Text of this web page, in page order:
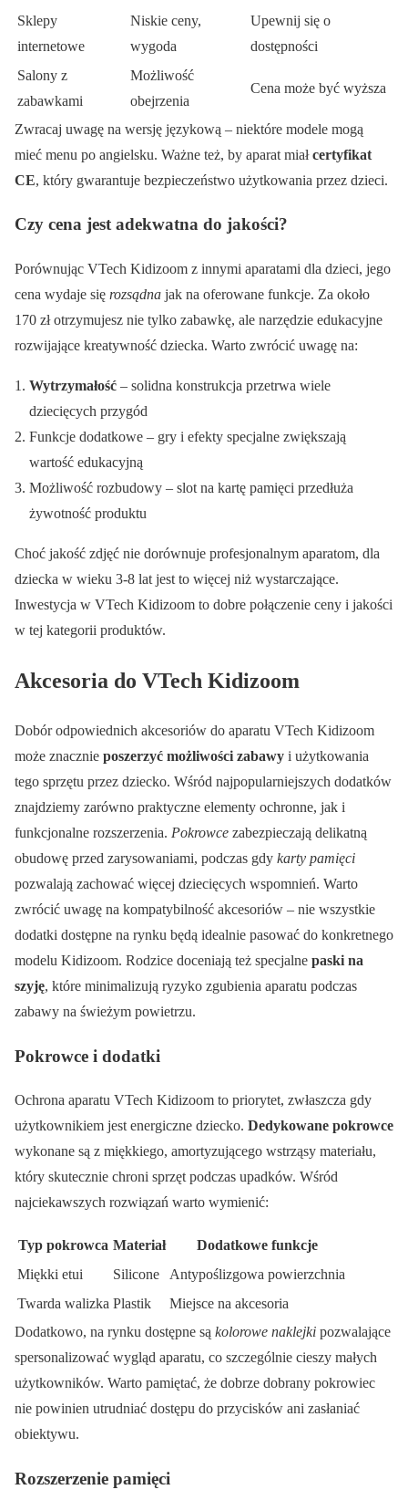
Sklepy
internetowe
Niskie ceny,
wygoda
Upewnij się o
dostępności
Salony z
zabawkami
Możliwość
obejrzenia
Cena może być wyższa
Zwracaj uwagę na wersję językową – niektóre modele mogą
mieć menu po angielsku. Ważne też, by aparat miałcertyfikat
CE, który gwarantuje bezpieczeństwo użytkowania przez dzieci.
Czy cena jest adekwatna do jakości?
Porównując VTech Kidizoom z innymi aparatami dla dzieci, jego
cena wydaje się rozsądna jak na oferowane funkcje. Za około
170 zł otrzymujesz nie tylko zabawkę, ale narzędzie edukacyjne
rozwijające kreatywność dziecka. Warto zwrócić uwagę na:
Wytrzymałość – solidna konstrukcja przetrwa wiele
dziecięcych przygód
Funkcje dodatkowe – gry i efekty specjalne zwiększają
wartość edukacyjną
Możliwość rozbudowy – slot na kartę pamięci przedłuża
żywotność produktu
Choć jakość zdjęć nie dorównuje profesjonalnym aparatom, dla
dziecka w wieku 3-8 lat jest to więcej niż wystarczające.
Inwestycja w VTech Kidizoom to dobre połączenie ceny i jakości
w tej kategorii produktów.
Akcesoria do VTech Kidizoom
Dobór odpowiednich akcesoriów do aparatu VTech Kidizoom
może znacznie poszerzyć możliwości zabawy i użytkowania
tego sprzętu przez dziecko. Wśród najpopularniejszych dodatków
znajdziemy zarówno praktyczne elementy ochronne, jak i
funkcjonalne rozszerzenia. Pokrowce zabezpieczają delikatną
obudowę przed zarysowaniami, podczas gdy karty pamięci
pozwalają zachować więcej dziecięcych wspomnień. Warto
zwrócić uwagę na kompatybilność akcesoriów – nie wszystkie
dodatki dostępne na rynku będą idealnie pasować do konkretnego
modelu Kidizoom. Rodzice doceniają też specjalne paski na
szyję, które minimalizują ryzyko zgubienia aparatu podczas
zabawy na świeżym powietrzu.
Pokrowce i dodatki
Ochrona aparatu VTech Kidizoom to priorytet, zwłaszcza gdy
użytkownikiem jest energiczne dziecko. Dedykowane pokrowce
wykonane są z miękkiego, amortyzującego wstrząsy materiału,
który skutecznie chroni sprzęt podczas upadków. Wśród
najciekawszych rozwiązań warto wymienić:
Typ pokrowca Materiał
Dodatkowe funkcje
Miękki etui
Silicone
Antypoślizgowa powierzchnia
Twarda walizka Plastik
Miejsce na akcesoria
Dodatkowo, na rynku dostępne są kolorowe naklejki pozwalające
spersonalizować wygląd aparatu, co szczególnie cieszy małych
użytkowników. Warto pamiętać, że dobrze dobrany pokrowiec
nie powinien utrudniać dostępu do przycisków ani zasłaniać
obiektywu.
Rozszerzenie pamięci